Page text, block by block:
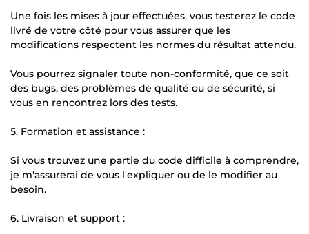
Une fois les mises à jour effectuées, vous testerez le code
livré de votre côté pour vous assurer que les
modifications respectent les normes du résultat attendu.
Vous pourrez signaler toute non-conformité, que ce soit
des bugs, des problèmes de qualité ou de sécurité, si
vous en rencontrez lors des tests.
5. Formation et assistance :
Si vous trouvez une partie du code difficile à comprendre,
je m'assurerai de vous l'expliquer ou de le modifier au
besoin.
6. Livraison et support :